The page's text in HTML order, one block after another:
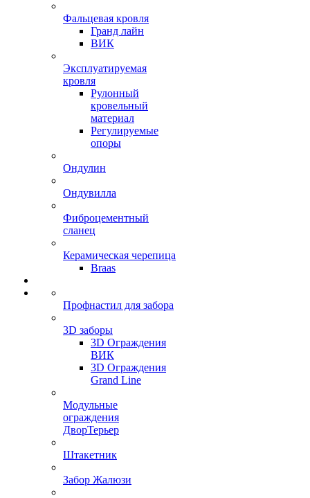
Фальцевая кровля
Гранд лайн
ВИК
Эксплуатируемая
кровля
Рулонный
кровельный
материал
Регулируемые
опоры
Ондулин
Ондувилла
Фиброцементный
сланец
Керамическая черепица
Braas
Профнастил для забора
3D заборы
3D Ограждения
ВИК
3D Ограждения
Grand Line
Модульные
ограждения
ДворТерьер
Штакетник
Забор Жалюзи